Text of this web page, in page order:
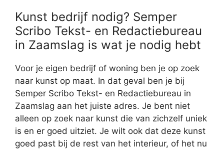
Kunst bedrijf nodig? Semper
Scribo Tekst- en Redactiebureau
in Zaamslag is wat je nodig hebt
Voor je eigen bedrijf of woning ben je op zoek
naar kunst op maat. In dat geval ben je bij
Semper Scribo Tekst- en Redactiebureau in
Zaamslag aan het juiste adres. Je bent niet
alleen op zoek naar kunst die van zichzelf uniek
is en er goed uitziet. Je wilt ook dat deze kunst
goed past bij de rest van het interieur, of het nu